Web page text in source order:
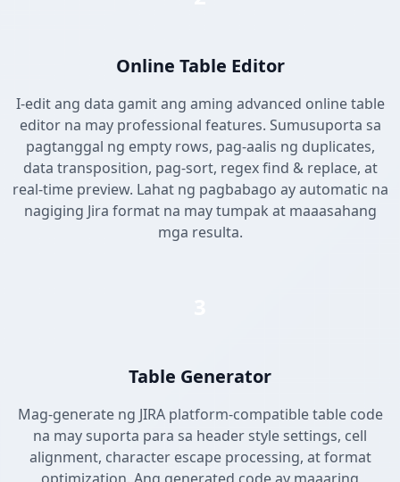
Online Table Editor
I-edit ang data gamit ang aming advanced online table
editor na may professional features. Sumusuporta sa
pagtanggal ng empty rows, pag-aalis ng duplicates,
data transposition, pag-sort, regex find & replace, at
real-time preview. Lahat ng pagbabago ay automatic na
nagiging Jira format na may tumpak at maaasahang
mga resulta.
Table Generator
Mag-generate ng JIRA platform-compatible table code
na may suporta para sa header style settings, cell
alignment, character escape processing, at format